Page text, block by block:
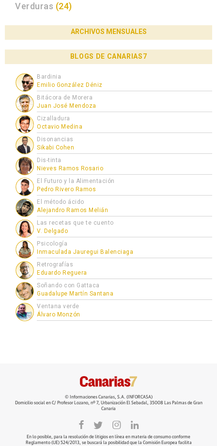
Verduras (24)
ARCHIVOS MENSUALES
BLOGS DE CANARIAS7
Bardinia
Emilio González Déniz
Bitácora de Morera
Juan José Mendoza
Cizalladura
Octavio Medina
Disonancias
Sikabi Cohen
Dis-tinta
Nieves Ramos Rosario
El Futuro y la Alimentación
Pedro Rivero Ramos
El método ácido
Alejandro Ramos Melián
Las recetas que te cuento
V. Delgado
Psicología
Inmaculada Jauregui Balenciaga
Retrografías
Eduardo Reguera
Soñando con Gattaca
Guadalupe Martín Santana
Ventana verde
Álvaro Monzón
© Informaciones Canarias, S.A. (INFORCASA)
Domicilio social en C/ Profesor Lozano, nº 7, Urbanización El Sebadal, 35008 Las Palmas de Gran
Canaria
En lo posible, para la resolución de litigios en línea en materia de consumo conforme
Reglamento (UE) 524/2013, se buscará la posibilidad que la Comisión Europea facilita